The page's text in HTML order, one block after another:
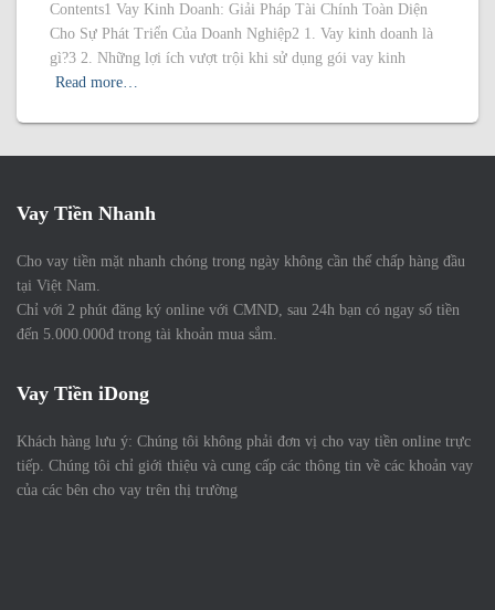
Contents1 Vay Kinh Doanh: Giải Pháp Tài Chính Toàn Diện
Cho Sự Phát Triển Của Doanh Nghiệp2 1. Vay kinh doanh là
gì?3 2. Những lợi ích vượt trội khi sử dụng gói vay kinh
Read more…
Vay Tiền Nhanh
Cho vay tiền mặt nhanh chóng trong ngày không cần thế chấp hàng đầu
tại Việt Nam.
Chỉ với 2 phút đăng ký online với CMND, sau 24h bạn có ngay số tiền
đến 5.000.000đ trong tài khoản mua sắm.
Vay Tiền iDong
Khách hàng lưu ý: Chúng tôi không phải đơn vị cho vay tiền online trực
tiếp. Chúng tôi chỉ giới thiệu và cung cấp các thông tin về các khoản vay
của các bên cho vay trên thị trường